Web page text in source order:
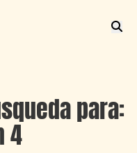
para:
4